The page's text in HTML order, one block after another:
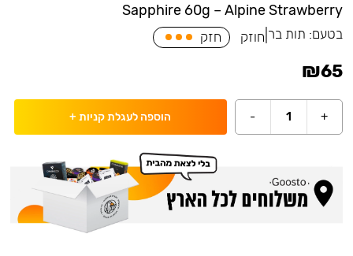
Sapphire 60g – Alpine Strawberry
בטעם: תות בר חוזק חזק
₪65
+
1
- הוספה לעגלת קניות +